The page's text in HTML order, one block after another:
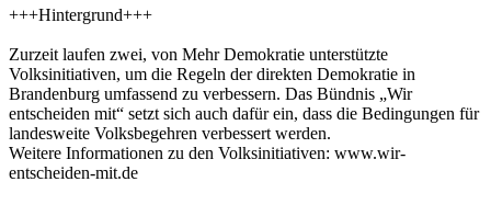
+++Hintergrund+++
Zurzeit laufen zwei, von Mehr Demokratie unterstützte
Volksinitiativen, um die Regeln der direkten Demokratie in
Brandenburg umfassend zu verbessern. Das Bündnis „Wir
entscheiden mit“ setzt sich auch dafür ein, dass die Bedingungen für
landesweite Volksbegehren verbessert werden.
Weitere Informationen zu den Volksinitiativen: www.wir-
entscheiden-mit.de